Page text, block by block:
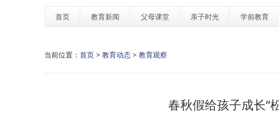
首页 教育新闻 父母课堂 亲子时光 学前教育
当前位置： 首页 > 教育动态 > 教育观察
春秋假给孩子成长“